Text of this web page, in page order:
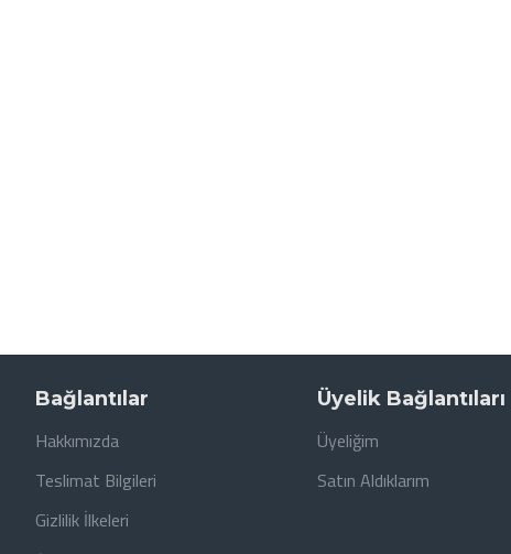
Bağlantılar
Hakkımızda
Teslimat Bilgileri
Gizlilik İlkeleri
Üyelik Bağlantıları
Üyeliğim
Satın Aldıklarım